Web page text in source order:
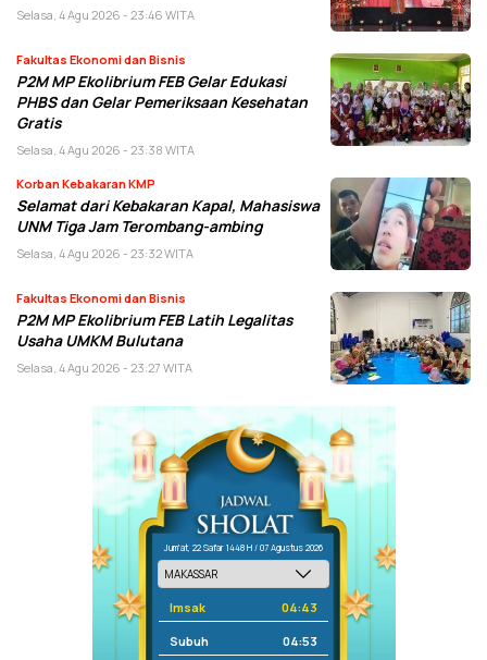
Selasa, 4 Agu 2026 - 23:46 WITA
Fakultas Ekonomi dan Bisnis
P2M MP Ekolibrium FEB Gelar Edukasi
PHBS dan Gelar Pemeriksaan Kesehatan
Gratis
Selasa, 4 Agu 2026 - 23:38 WITA
Korban Kebakaran KMP
Selamat dari Kebakaran Kapal, Mahasiswa
UNM Tiga Jam Terombang-ambing
Selasa, 4 Agu 2026 - 23:32 WITA
Fakultas Ekonomi dan Bisnis
P2M MP Ekolibrium FEB Latih Legalitas
Usaha UMKM Bulutana
Selasa, 4 Agu 2026 - 23:27 WITA
Jum'at, 22 Safar 1448 H / 07 Agustus 2026
Imsak 04:43
Subuh 04:53